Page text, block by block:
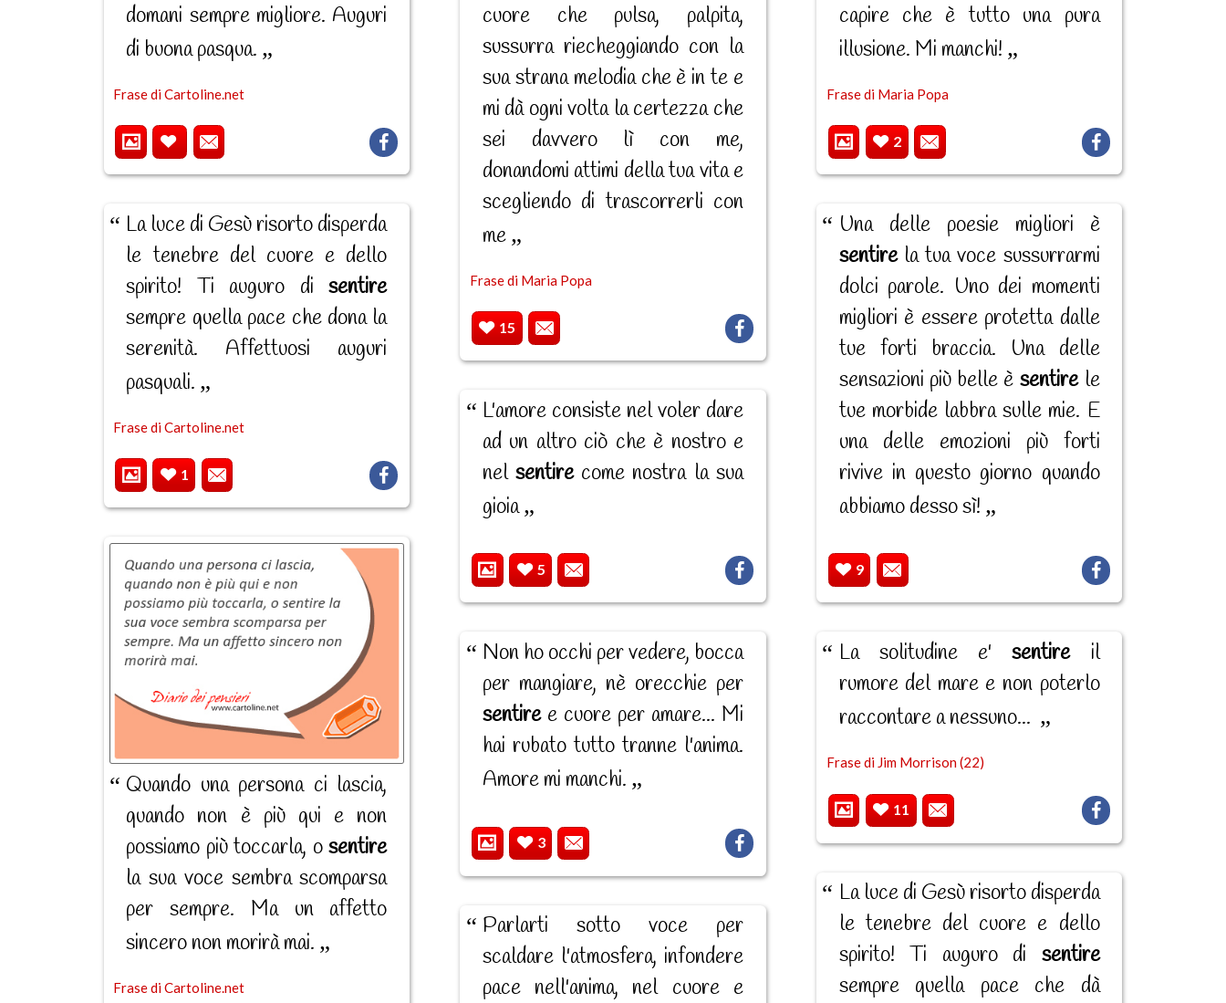
domani sempre migliore. Auguri
di buona pasqua.
Frase di Cartoline.net
La luce di Gesù risorto disperda
le tenebre del cuore e dello
spirito! Ti auguro disentire
sempre quella pace che dona la
serenità. Affettuosi auguri
pasquali.
Frase di Cartoline.net
1
Quando una persona ci lascia,
quando non è più qui e non
possiamo più toccarla, osentire
la sua voce sembra scomparsa
per sempre. Ma un affetto
sincero non morirà mai.
Frase di Cartoline.net
cuore che pulsa, palpita,
sussurra riecheggiando con la
sua strana melodia che è in te e
mi dà ogni volta la certezza che
sei davvero lì con me,
donandomi attimi della tua vita e
scegliendo di trascorrerli con
me
Frase di Maria Popa
15
L'amore consiste nel voler dare
ad un altro ciò che è nostro e
nel sentirecome nostra la sua
gioia
5
Non ho occhi per vedere, bocca
per mangiare, nè orecchie per
sentiree cuore per amare... Mi
hai rubato tutto tranne l'anima.
Amore mi manchi.
3
Parlarti sotto voce per
scaldare l'atmosfera, infondere
pace nell'anima, nel cuore e
capire che è tutto una pura
illusione. Mi manchi!
Frase di Maria Popa
2
Una delle poesie migliori è
sentirela tua voce sussurrarmi
dolci parole. Uno dei momenti
migliori è essere protetta dalle
tue forti braccia. Una delle
sensazioni più belle è sentirele
tue morbide labbra sulle mie. E
una delle emozioni più forti
rivive in questo giorno quando
abbiamo desso sì!
9
La solitudine e' sentireil
rumore del mare e non poterlo
raccontare a nessuno...
Frase di Jim Morrison (22)
11
La luce di Gesù risorto disperda
le tenebre del cuore e dello
spirito! Ti auguro di sentire
sempre quella pace che dà